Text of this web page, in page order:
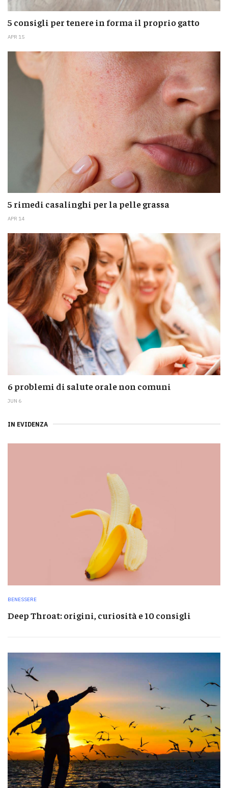
5 consigli per tenere in forma il proprio gatto
APR 15
5 rimedi casalinghi per la pelle grassa
APR 14
6 problemi di salute orale non comuni
JUN 6
IN EVIDENZA
BENESSERE
Deep Throat: origini, curiosità e 10 consigli